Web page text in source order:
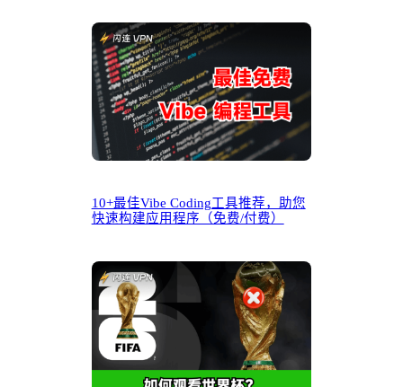
10+最佳Vibe Coding工具推荐，助您
快速构建应用程序（免费/付费）